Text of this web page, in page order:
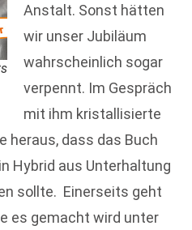
Anstalt. Sonst hätten
wir unser Jubiläum
wahrscheinlich sogar
verpennt. Im Gespräch
mit ihm kristallisierte
heraus, dass das Buch
Hybrid aus Unterhaltung
sollte. Einerseits geht
es gemacht wird unter